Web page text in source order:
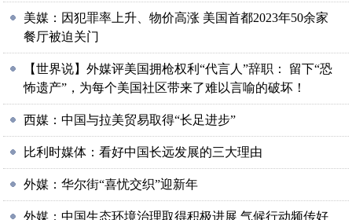
美媒：因犯罪率上升、物价高涨 美国首都2023年50余家
餐厅被迫关门
【世界说】外媒评美国拥枪权利“代言人”辞职： 留下“恐
怖遗产”，为每个美国社区带来了难以言喻的破坏！
西媒：中国与拉美贸易取得“长足进步”
比利时媒体：看好中国长远发展的三大理由
外媒：华尔街“喜忧交织”迎新年
外媒：中国生态环境治理取得积极进展 气候行动频传好